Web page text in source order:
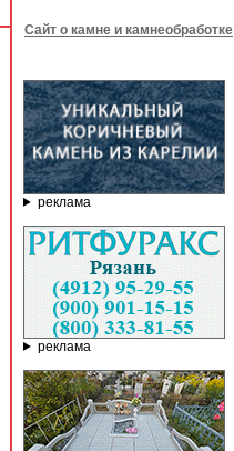
Сайт о камне и камнеобработке
реклама
реклама